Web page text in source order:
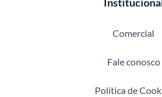
Comercial
Fale conosco
Política de